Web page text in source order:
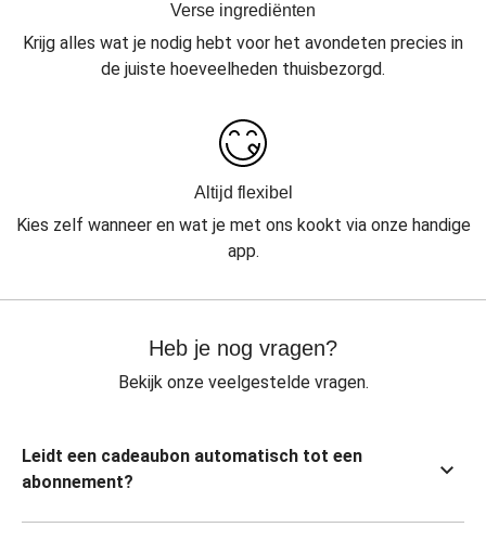
Verse ingrediënten
Krijg alles wat je nodig hebt voor het avondeten precies in
de juiste hoeveelheden thuisbezorgd.
Altijd flexibel
Kies zelf wanneer en wat je met ons kookt via onze handige
app.
Heb je nog vragen?
Bekijk onze veelgestelde vragen.
Leidt een cadeaubon automatisch tot een
abonnement?